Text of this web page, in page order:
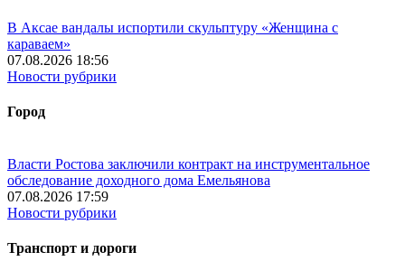
В Аксае вандалы испортили скульптуру «Женщина с
караваем»
07.08.2026 18:56
Новости рубрики
Город
Власти Ростова заключили контракт на инструментальное
обследование доходного дома Емельянова
07.08.2026 17:59
Новости рубрики
Транспорт и дороги